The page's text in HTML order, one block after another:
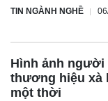
TIN NGÀNH NGHỀ
Hình ảnh người
thương hiệu xà
một thời